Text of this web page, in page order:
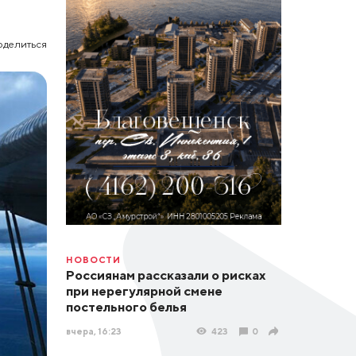
НОВОСТИ
Россиянам рассказали о рисках
при нерегулярной смене
постельного белья
вчера, 16:23 423 0